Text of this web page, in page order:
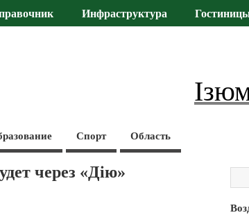
Инфраструктура
Спорт Область
через «Дію»